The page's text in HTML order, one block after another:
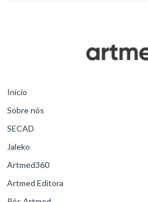
Início
Sobre nós
SECAD
Jaleko
Artmed360
Artmed Editora